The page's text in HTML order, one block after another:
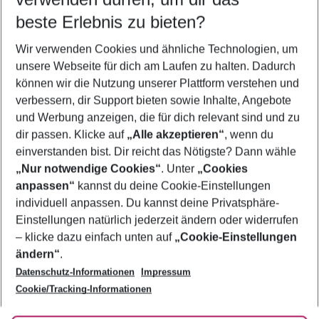
5-8 Nächte
2 Erwachsene Keine Kinder
Mehr Filter anzeigen
Footer
Footer navigation
Über uns
AGB
Bestpreisgarantie
Cookie-Einstellungen ändern
Cookie-Richtlinie
Agenturbetreuung
Barrierefreies Reisen
Folge uns
beste Erlebnis zu bieten?
Wir verwenden Cookies und ähnliche Technologien, um
unsere Webseite für dich am Laufen zu halten. Dadurch
können wir die Nutzung unserer Plattform verstehen und
verbessern, dir Support bieten sowie Inhalte, Angebote
und Werbung anzeigen, die für dich relevant sind und zu
dir passen. Klicke auf „Alle akzeptieren“, wenn du
einverstanden bist. Dir reicht das Nötigste? Dann wähle
„Nur notwendige Cookies“. Unter „Cookies
anpassen“ kannst du deine Cookie-Einstellungen
individuell anpassen. Du kannst deine Privatsphäre-
Einstellungen natürlich jederzeit ändern oder widerrufen
– klicke dazu einfach unten auf „Cookie-Einstellungen
ändern“.
Datenschutz-Informationen
Impressum
Cookie/Tracking-Informationen